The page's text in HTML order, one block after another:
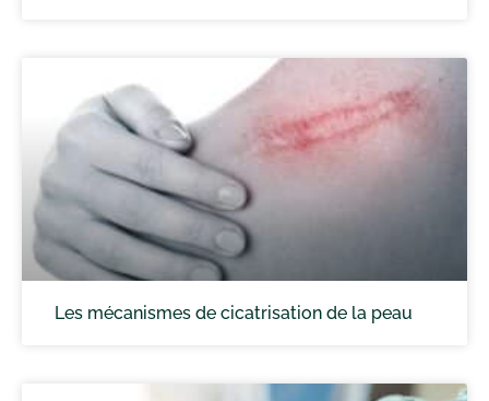
Les mécanismes de cicatrisation de la peau